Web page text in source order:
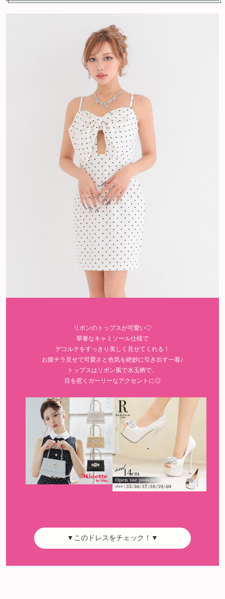
リボンのトップスが可愛い♡
華奢なキャミソール仕様で
デコルテをすっきり美しく見せてくれる！
お腹チラ見せで可愛さと色気を絶妙に引き出す一着♪
トップスはリボン風で水玉柄で、
目を惹くガーリーなアクセントに◎
▼このドレスをチェック！▼